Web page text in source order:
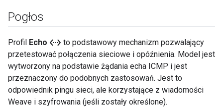
Pogłos
Profil Echo settings_ethernet to podstawowy mechanizm pozwalający
przetestować połączenia sieciowe i opóźnienia. Model jest
wytworzony na podstawie żądania echa ICMP i jest
przeznaczony do podobnych zastosowań. Jest to
odpowiednik pingu sieci, ale korzystające z wiadomości
Weave i szyfrowania (jeśli zostały określone).